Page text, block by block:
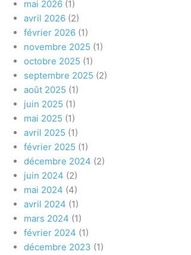
mai 2026 (1)
avril 2026 (2)
février 2026 (1)
novembre 2025 (1)
octobre 2025 (1)
septembre 2025 (2)
août 2025 (1)
juin 2025 (1)
mai 2025 (1)
avril 2025 (1)
février 2025 (1)
décembre 2024 (2)
juin 2024 (2)
mai 2024 (4)
avril 2024 (1)
mars 2024 (1)
février 2024 (1)
décembre 2023 (1)